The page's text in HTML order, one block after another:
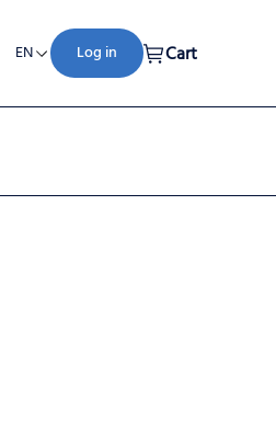
EN Log in Cart